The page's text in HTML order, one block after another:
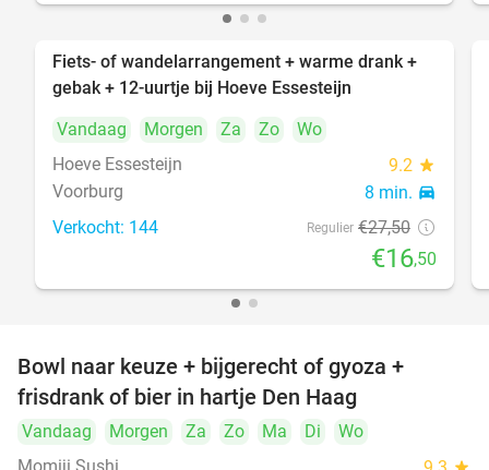
40%
Fiets- of wandelarrangement + warme drank +
gebak + 12-uurtje bij Hoeve Essesteijn
Vandaag
Morgen Za Zo
Wo
Hoeve Essesteijn
9.2 star
Voorburg 8 min. directions_car
Verkocht: 144 Regulier €27,50
€16,50
Bowl naar keuze + bijgerecht of gyoza +
frisdrank of bier in hartje Den Haag
Vandaag Morgen Za Zo Ma Di
Wo